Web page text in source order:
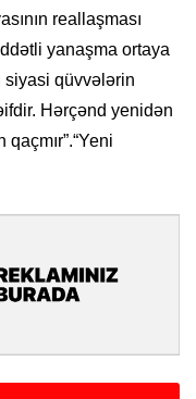
reallaşması
yanaşma ortaya
siyasi qüvvələrin
Hərçənd yenidən